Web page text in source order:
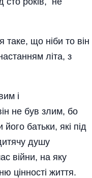
що ніби то він
літа, з
і
не був злим, бо
батьки, які під
душу
війни, на яку
цінності життя.